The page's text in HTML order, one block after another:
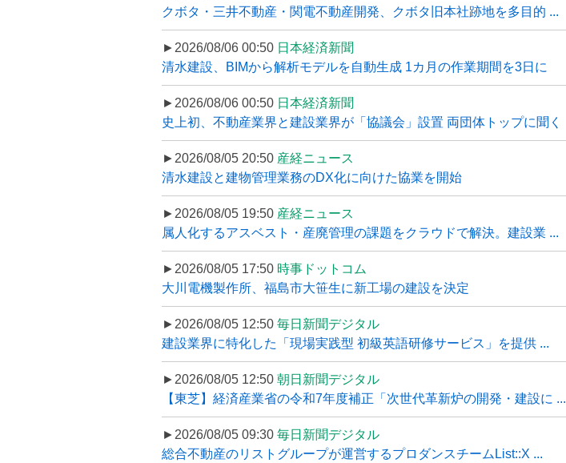
クボタ・三井不動産・関電不動産開発、クボタ旧本社跡地を多目的 ...
►2026/08/06 00:50 日本経済新聞
清水建設、BIMから解析モデルを自動生成 1カ月の作業期間を3日に
►2026/08/06 00:50 日本経済新聞
史上初、不動産業界と建設業界が「協議会」設置 両団体トップに聞く
►2026/08/05 20:50 産経ニュース
清水建設と建物管理業務のDX化に向けた協業を開始
►2026/08/05 19:50 産経ニュース
属人化するアスベスト・産廃管理の課題をクラウドで解決。建設業 ...
►2026/08/05 17:50 時事ドットコム
大川電機製作所、福島市大笹生に新工場の建設を決定
►2026/08/05 12:50 毎日新聞デジタル
建設業界に特化した「現場実践型 初級英語研修サービス」を提供 ...
►2026/08/05 12:50 朝日新聞デジタル
【東芝】経済産業省の令和7年度補正「次世代革新炉の開発・建設に ...
►2026/08/05 09:30 毎日新聞デジタル
総合不動産のリストグループが運営するプロダンスチームList::X ...